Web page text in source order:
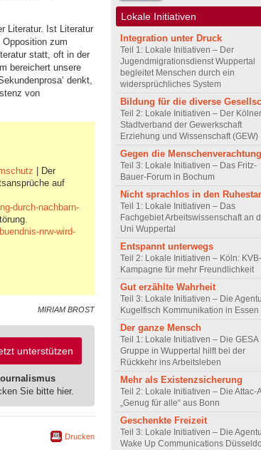
Literatur. Ist Literatur
zum
statt, oft in der
bereichert unsere
denkt,
von
| Der
auf
durch-nachbarn-
nrw-wird-
MIRIAM BROST
unterstützen
Sie bitte hier.
Drucken
Lokale Initiativen
Integration unter Druck
Teil 1: Lokale Initiativen – Der
Jugendmigrationsdienst Wuppertal
begleitet Menschen durch ein
widersprüchliches System
Bildung für die diverse
Teil 2: Lokale Initiativen – Der Kölner
Stadtverband der Gewerkschaft
Erziehung und Wissenschaft (GEW)
Gegen die Menschenverachtung
Teil 3: Lokale Initiativen – Das Fritz-
Bauer-Forum in Bochum
Nicht sprachlos in den
Teil 1: Lokale Initiativen – Das
Fachgebiet Arbeitswissenschaft an
Uni Wuppertal
Entspannt unterwegs
Teil 2: Lokale Initiativen – Köln: KVB-
Kampagne für mehr Freundlichkeit
Gut erzählte Wahrheit
Teil 3: Lokale Initiativen – Die
Kugelfisch Kommunikation in Essen
Der ganze Mensch
Teil 1: Lokale Initiativen – Die GESA
Gruppe in Wuppertal hilft bei der
Rückkehr ins Arbeitsleben
Mehr als Existenzsicherung
Teil 2: Lokale Initiativen – Die Attac-
„Genug für alle“ aus Bonn
Geschenkte Freizeit
Teil 3: Lokale Initiativen – Die
Wake Up Communications